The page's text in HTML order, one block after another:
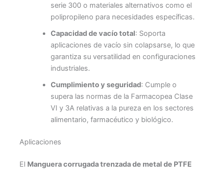
serie 300 o materiales alternativos como el
polipropileno para necesidades específicas.
Capacidad de vacío total: Soporta
aplicaciones de vacío sin colapsarse, lo que
garantiza su versatilidad en configuraciones
industriales.
Cumplimiento y seguridad: Cumple o
supera las normas de la Farmacopea Clase
VI y 3A relativas a la pureza en los sectores
alimentario, farmacéutico y biológico.
Aplicaciones
El Manguera corrugada trenzada de metal de PTFE